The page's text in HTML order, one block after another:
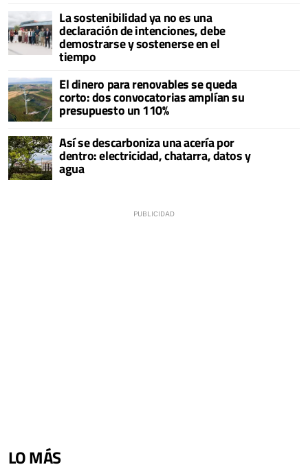
La sostenibilidad ya no es una
declaración de intenciones, debe
demostrarse y sostenerse en el
tiempo
El dinero para renovables se queda
corto: dos convocatorias amplían su
presupuesto un 110%
Así se descarboniza una acería por
dentro: electricidad, chatarra, datos y
agua
LO MÁS